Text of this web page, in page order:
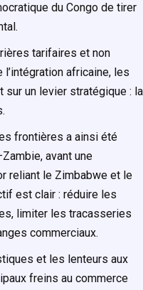
du Congo de tirer
tarifaires et non
africaine, les
sur un levier stratégique : la
frontières a ainsi été
avant une
reliant le Zimbabwe et le
est clair : réduire les
limiter les tracasseries
commerciaux.
et les lenteurs aux
freins au commerce